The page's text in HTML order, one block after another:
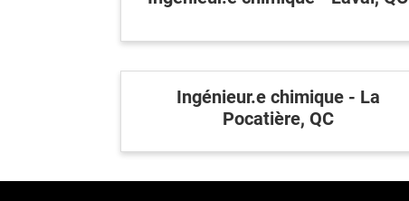
Ingénieur.e chimique - La
Pocatière, QC